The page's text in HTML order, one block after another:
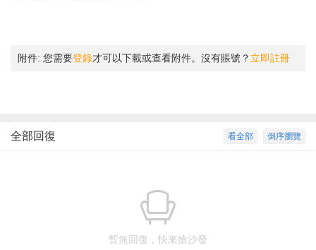
附件: 您需要登錄才可以下載或查看附件。沒有賬號？ 立即註冊
倒序瀏覽
看全部
全部回復
暫無回復，快來搶沙發